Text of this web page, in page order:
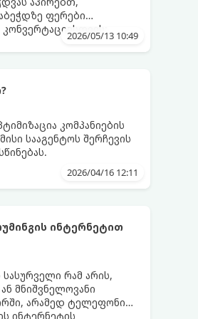
ფერები
2026/05/13 10:49
კომპანიების
სააგენტოს შერჩევის
2026/04/16 12:11
რამ არის,
მნიშვნელოვანი
არამედ ტელეფონის
ინტერნეტის